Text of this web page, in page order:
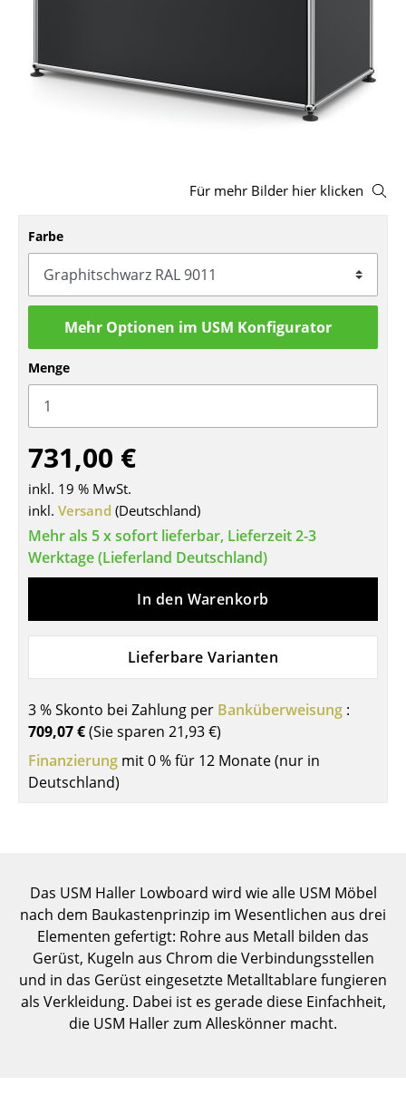
Bänke & Liegen
Bürodrehstühle
Konferenzstühle
Einzelteile
... alle Sitzmöbel
Tische
Esstische
Beistelltische
Couchtische
Schreibtische
Konferenztische
Stehtische & Stehpulte
Kindertische
Gartentische
Servierwagen
Aufbewahren
Regale & Schränke
Bücherregale
Wandregale
Für mehr Bilder hier klicken
Farbe
Mehr Optionen im USM Konfigurator
Menge
731,00 €
inkl. 19 % MwSt.
inkl. Versand (Deutschland)
Mehr als 5 x sofort lieferbar, Lieferzeit 2-3
Werktage (Lieferland Deutschland)
In den Warenkorb
Lieferbare Varianten
3 % Skonto bei Zahlung per Banküberweisung :
709,07 €(Sie sparen 21,93 €)
Finanzierung mit 0 % für 12 Monate (nur in
Deutschland)
Das USM Haller Lowboard wird wie alle USM Möbel
nach dem Baukastenprinzip im Wesentlichen aus drei
Elementen gefertigt: Rohre aus Metall bilden das
Gerüst, Kugeln aus Chrom die Verbindungsstellen
und in das Gerüst eingesetzte Metalltablare fungieren
als Verkleidung. Dabei ist es gerade diese Einfachheit,
die USM Haller zum Alleskönner macht.